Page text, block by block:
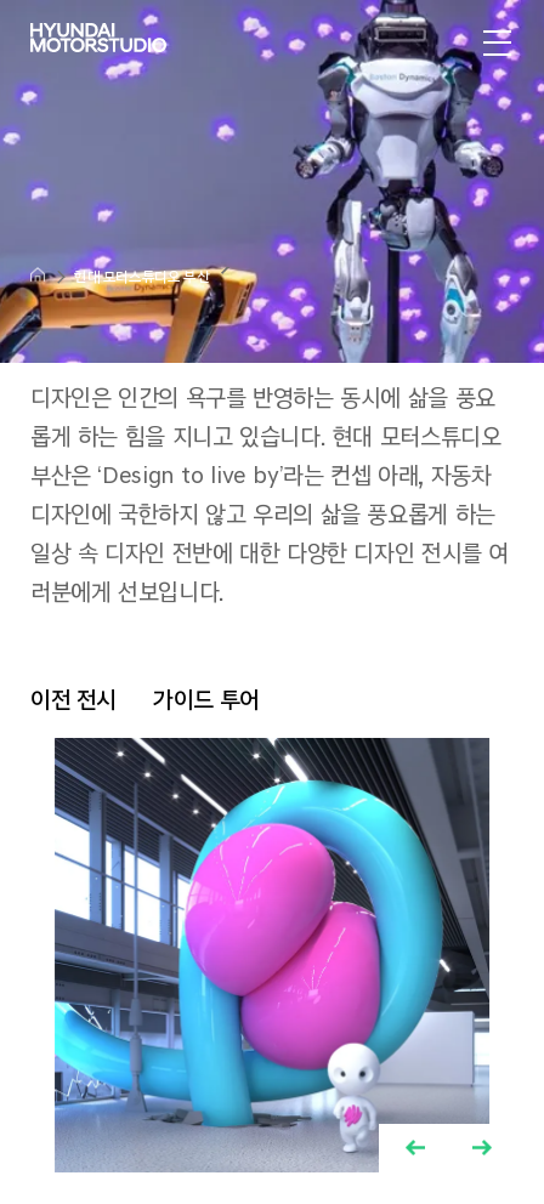
현대 모터스튜디오 부산
디자인은 인간의 욕구를 반영하는 동시에 삶을 풍요
롭게 하는 힘을 지니고 있습니다. 현대 모터스튜디오
부산은 ‘Design to live by’라는 컨셉 아래, 자동차
디자인에 국한하지 않고 우리의 삶을 풍요롭게 하는
일상 속 디자인 전반에 대한 다양한 디자인 전시를 여
러분에게 선보입니다.
이전 전시 가이드 투어